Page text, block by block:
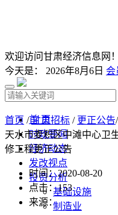
欢迎访问甘肃经济信息网！
今天是： 2026年8月6日 会
首 页
时政要闻
经济动态
发改视点
投资分析
基础设施
制造业
首页 /甘肃招标 / 更正公告
天水市麦积区中滩中心卫
修工程更正公告
时间：2020-08-20
点击：153
来源：